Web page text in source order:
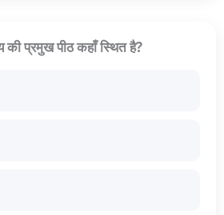
की प्रमुख पीठ कहाँ स्थित है?